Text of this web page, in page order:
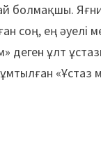
болмақшы.
ең әуелі
деген ұлт
«Ұстаз